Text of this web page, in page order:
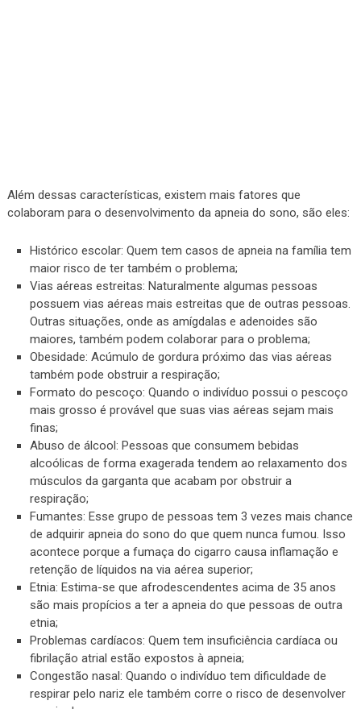
Além dessas características, existem mais fatores que
colaboram para o desenvolvimento da apneia do sono, são eles:
Histórico escolar: Quem tem casos de apneia na família tem
maior risco de ter também o problema;
Vias aéreas estreitas: Naturalmente algumas pessoas
possuem vias aéreas mais estreitas que de outras pessoas.
Outras situações, onde as amígdalas e adenoides são
maiores, também podem colaborar para o problema;
Obesidade: Acúmulo de gordura próximo das vias aéreas
também pode obstruir a respiração;
Formato do pescoço: Quando o indivíduo possui o pescoço
mais grosso é provável que suas vias aéreas sejam mais
finas;
Abuso de álcool: Pessoas que consumem bebidas
alcoólicas de forma exagerada tendem ao relaxamento dos
músculos da garganta que acabam por obstruir a
respiração;
Fumantes: Esse grupo de pessoas tem 3 vezes mais chance
de adquirir apneia do sono do que quem nunca fumou. Isso
acontece porque a fumaça do cigarro causa inflamação e
retenção de líquidos na via aérea superior;
Etnia: Estima-se que afrodescendentes acima de 35 anos
são mais propícios a ter a apneia do que pessoas de outra
etnia;
Problemas cardíacos: Quem tem insuficiência cardíaca ou
fibrilação atrial estão expostos à apneia;
Congestão nasal: Quando o indivíduo tem dificuldade de
respirar pelo nariz ele também corre o risco de desenvolver